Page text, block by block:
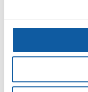
Tietoa Paimiosta
Karttapalvelu